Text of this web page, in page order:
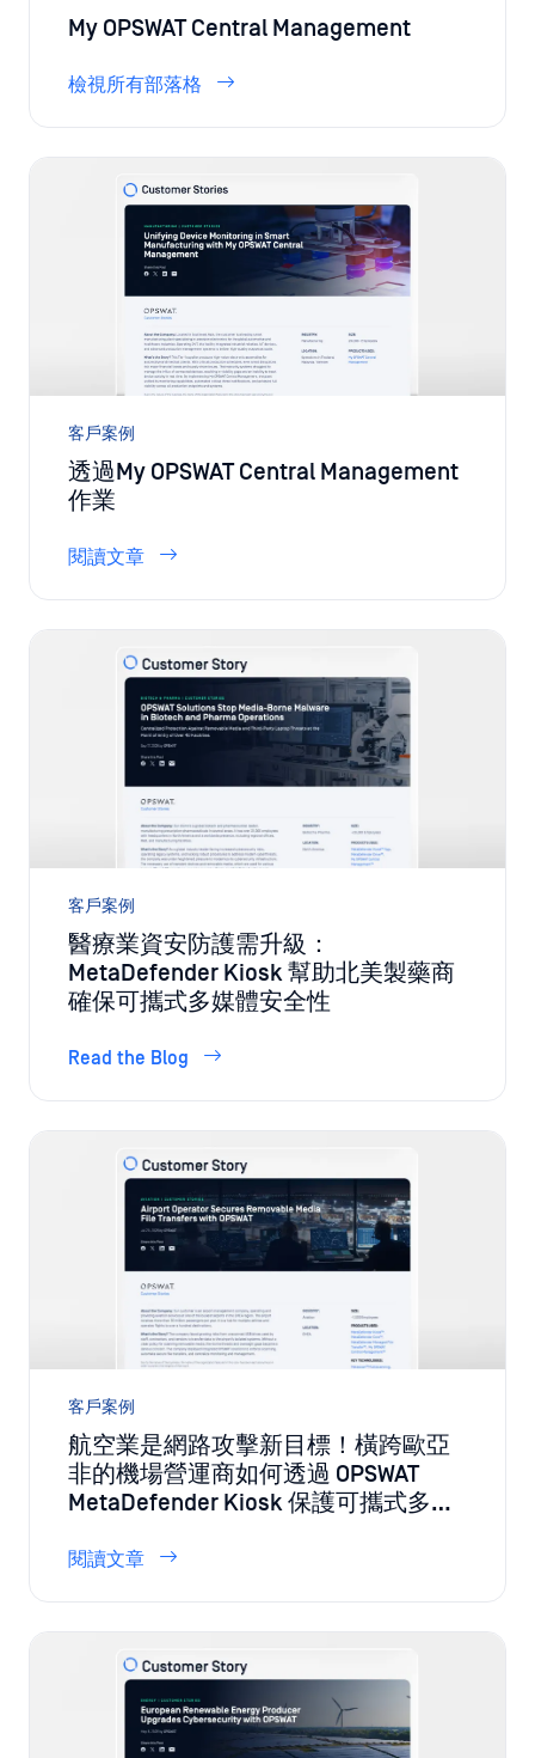
客戶案例
透過My OPSWAT Central Management
醫療業資安防護需升級：
MetaDefender Kiosk 幫助北美製藥商
確保可攜式多媒體安全性
Read the Blog
客戶案例
航空業是網路攻擊新目標！橫跨歐亞
非的機場營運商如何透過 OPSWAT
MetaDefender Kiosk 保護可攜式多媒
體的檔案傳輸安全
閱讀文章